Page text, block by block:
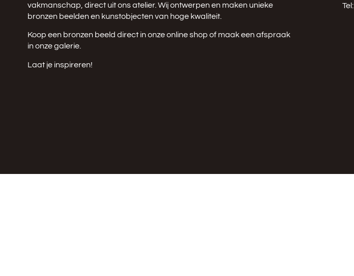
vakmanschap, direct uit ons atelier. Wij ontwerpen en maken unieke
bronzen beelden en kunstobjecten van hoge kwaliteit.
Koop een bronzen beeld direct in onzeonline shop of maak een afspraak
in onze galerie.
Laat je inspireren!